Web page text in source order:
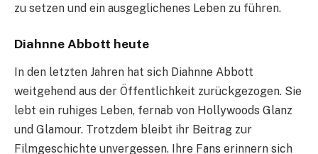
zu setzen und ein ausgeglichenes Leben zu führen.
Diahnne Abbott heute
In den letzten Jahren hat sich Diahnne Abbott
weitgehend aus der Öffentlichkeit zurückgezogen. Sie
lebt ein ruhiges Leben, fernab von Hollywoods Glanz
und Glamour. Trotzdem bleibt ihr Beitrag zur
Filmgeschichte unvergessen. Ihre Fans erinnern sich